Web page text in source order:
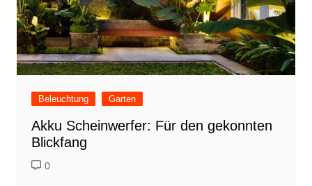
Beleuchtung Garten
Akku Scheinwerfer: Für den gekonnten
Blickfang
0